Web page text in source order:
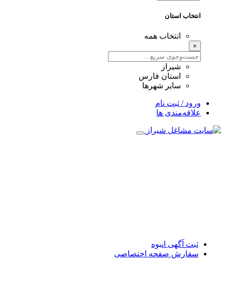
انتخاب استان
انتخاب همه
×
شیراز
استان فارس
سایر شهرها
ورود / ثبت نام
علاقه‌مندی ها
ثبت آگهی انبوه
سفارش صفحه اختصاصی